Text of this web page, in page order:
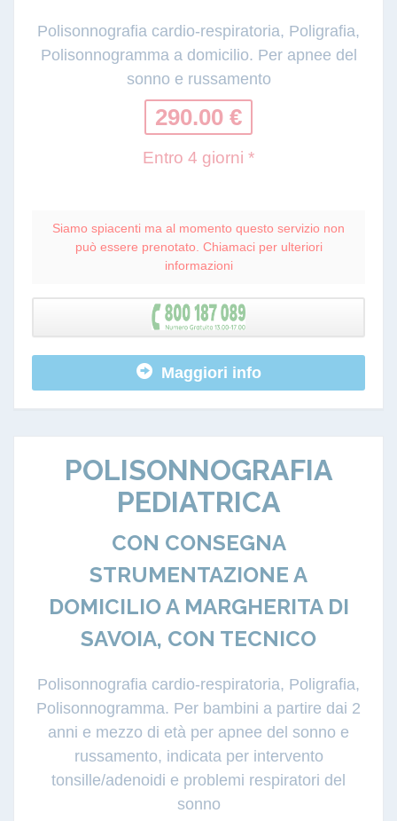
Polisonnografia cardio-respiratoria, Poligrafia,
Polisonnogramma a domicilio. Per apnee del
sonno e russamento
290.00 €
Entro 4 giorni *
Siamo spiacenti ma al momento questo servizio non
può essere prenotato. Chiamaci per ulteriori
informazioni
Maggiori info
POLISONNOGRAFIA
PEDIATRICA
CON CONSEGNA
STRUMENTAZIONE A
DOMICILIO A MARGHERITA DI
SAVOIA, CON TECNICO
Polisonnografia cardio-respiratoria, Poligrafia,
Polisonnogramma. Per bambini a partire dai 2
anni e mezzo di età per apnee del sonno e
russamento, indicata per intervento
tonsille/adenoidi e problemi respiratori del
sonno